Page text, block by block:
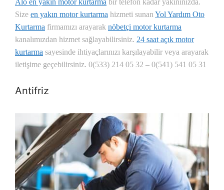
Size en yakın motor kurtarma hizmeti sunan Yol Yardım Oto
Kurtarma firmamızı arayarak nöbetçi motor kurtarma
kanalımızdan hizmet sağlayabilirsiniz. 24 saat açık motor
kurtarma sayesinde ihtiyaçlarınızı karşılayabilir veya arayarak
iletişime geçebilirsiniz. 0(533) 214 05 32 – 0(541) 541 05 31
Antifriz